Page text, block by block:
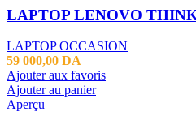
LAPTOP OCCASION
59 000,00 DA
Ajouter aux favoris
Ajouter au panier
Aperçu